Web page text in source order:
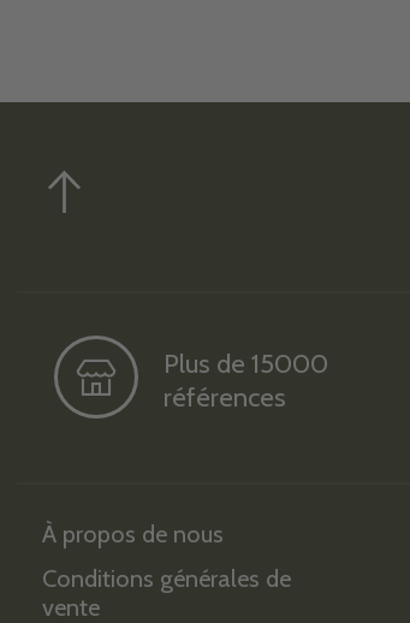
Plus de 15000
références
À propos de nous
Conditions générales de
vente